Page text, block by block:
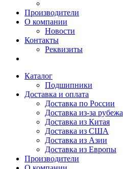
Производители
О компании
Новости
Контакты
Реквизиты
Каталог
Подшипники
Доставка и оплата
Доставка по России
Доставка из-за рубежа
Доставка из Китая
Доставка из США
Доставка из Азии
Доставка из Европы
Производители